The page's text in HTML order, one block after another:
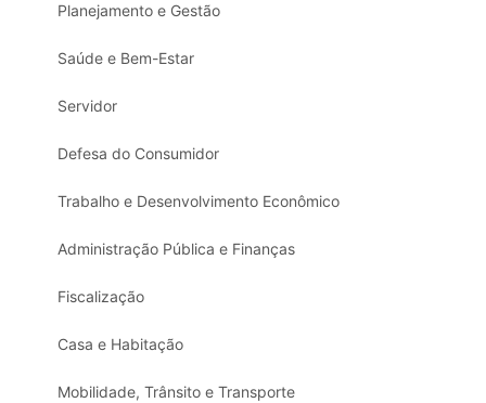
Planejamento e Gestão
Saúde e Bem-Estar
Servidor
Defesa do Consumidor
Trabalho e Desenvolvimento Econômico
Administração Pública e Finanças
Fiscalização
Casa e Habitação
Mobilidade, Trânsito e Transporte